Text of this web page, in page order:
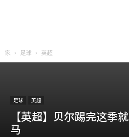
家 足球 英超
足球 英超
【英超】贝尔踢完这季
马